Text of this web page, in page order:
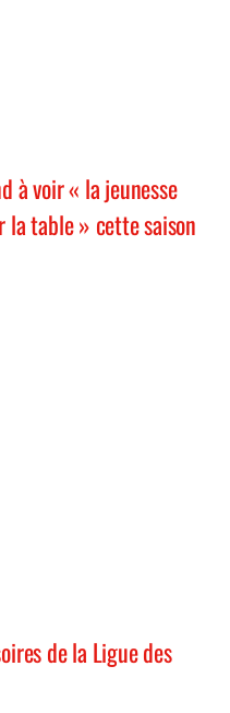
à voir « la jeunesse
la table » cette saison
de la Ligue des